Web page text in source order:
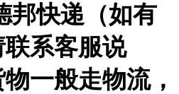
邦快递（如有
系客服说
一般走物流，